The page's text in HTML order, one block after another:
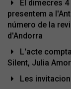
El dimecres
presentem a
número de la
d'Andorra
L'acte
Silent, Julia
Les